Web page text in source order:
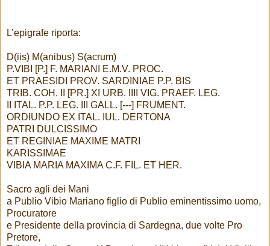
L’epigrafe riporta:
D(iis) M(anibus) S(acrum)
P.VIBI [P.] F. MARIANI E.M.V. PROC.
ET PRAESIDI PROV. SARDINIAE P.P. BIS
TRIB. COH. II [PR.] XI URB. IIII VIG. PRAEF. LEG.
II ITAL. P.P. LEG. III GALL. [---] FRUMENT.
ORDIUNDO EX ITAL. IUL. DERTONA
PATRI DULCISSIMO
ET REGINIAE MAXIME MATRI
KARISSIMAE
VIBIA MARIA MAXIMA C.F. FIL. ET HER.
Sacro agli dei Mani
a Publio Vibio Mariano figlio di Publio eminentissimo uomo,
Procuratore
e Presidente della provincia di Sardegna, due volte Pro
Pretore,